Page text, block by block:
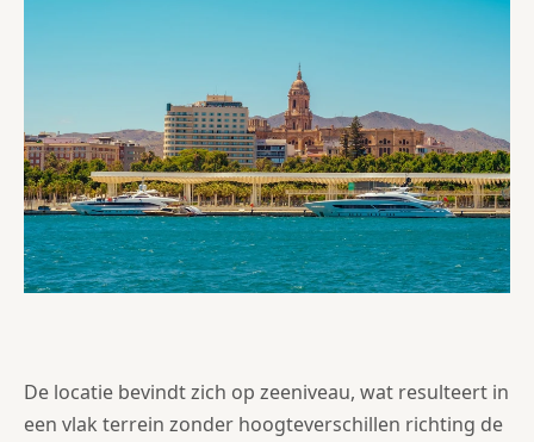
De locatie bevindt zich op zeeniveau, wat resulteert in
een vlak terrein zonder hoogteverschillen richting de